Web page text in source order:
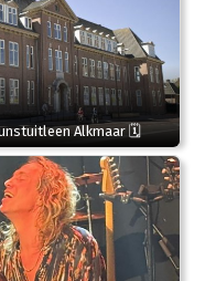
Alkmaar 🗓